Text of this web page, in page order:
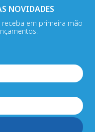
NOVIDADES
em primeira mão